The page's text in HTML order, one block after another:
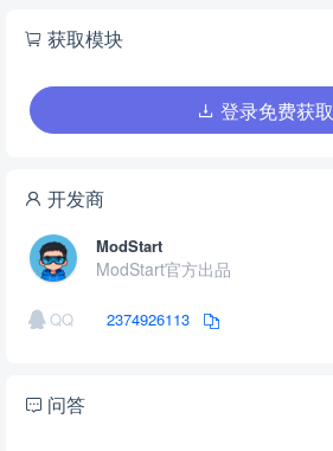
获取模块
登录免费获取
开发商
ModStart
ModStart官方出品
QQ 2374926113
问答